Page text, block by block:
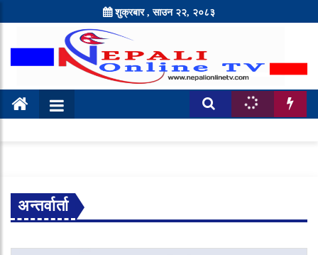
शुक्रबार , साउन २२, २०८३
अन्तर्वार्ता